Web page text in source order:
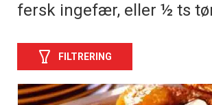
fersk ingefær, eller ½ ts
FILTRERING